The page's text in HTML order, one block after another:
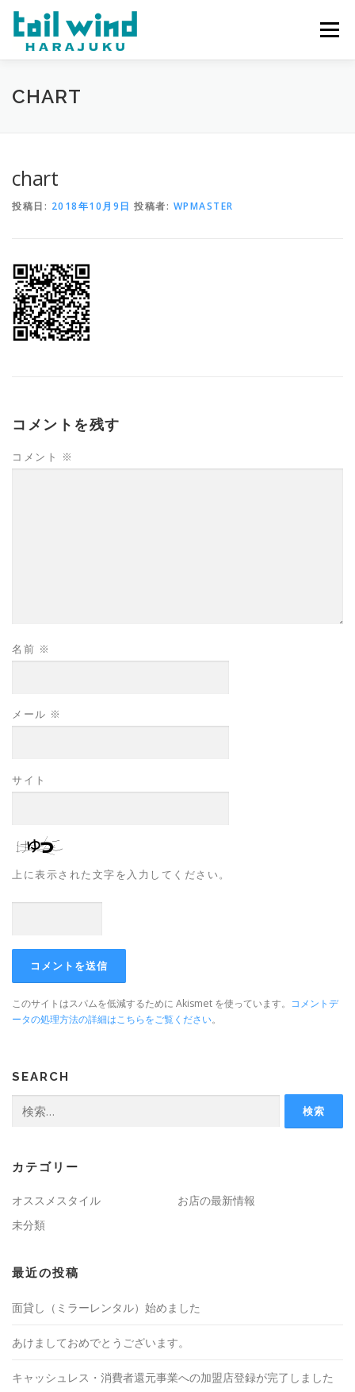
メニュー
ホーム
CHART
chart
投稿日: 2018年10月9日 投稿者: WPMASTER
コメントを残す
コメント ※
名前 ※
メール ※
サイト
上に表示された文字を入力してください。
このサイトはスパムを低減するために Akismet を使っています。 コメントデ
ータの処理方法の詳細はこちらをご覧ください。
SEARCH
索:
カテゴリー
オススメスタイル
お店の最新情報
未分類
最近の投稿
面貸し（ミラーレンタル）始めました
あけましておめでとうございます。
キャッシュレス・消費者還元事業への加盟店登録が完了しました